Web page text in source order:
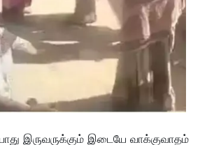
இருவருக்கும் இடையே வாக்குவாதம்